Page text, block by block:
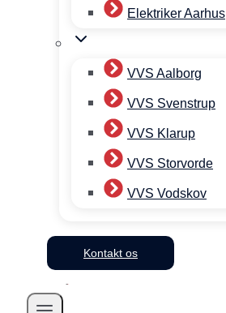
Elektriker Aarhus
VVS Aalborg
VVS Svenstrup
VVS Klarup
VVS Storvorde
VVS Vodskov
Kontakt os